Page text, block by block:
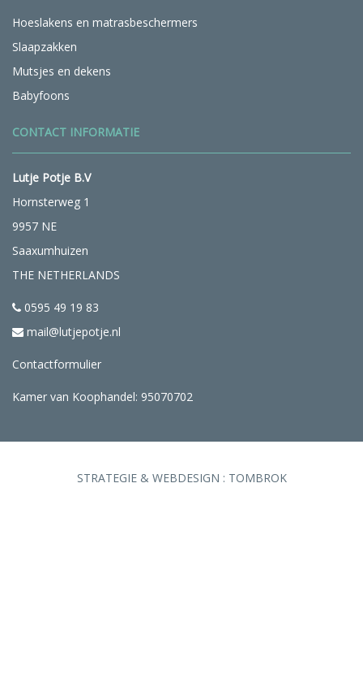
Hoeslakens en matrasbeschermers
Slaapzakken
Mutsjes en dekens
Babyfoons
CONTACT INFORMATIE
Lutje Potje B.V
Hornsterweg 1
9957 NE
Saaxumhuizen
THE NETHERLANDS
0595 49 19 83
mail@lutjepotje.nl
Contactformulier
Kamer van Koophandel: 95070702
STRATEGIE & WEBDESIGN : TOMBROK